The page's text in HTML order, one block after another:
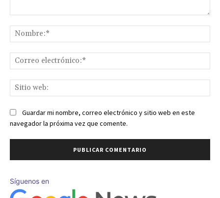
Guardar mi nombre, correo electrónico y sitio web en este
navegador la próxima vez que comente.
Síguenos en